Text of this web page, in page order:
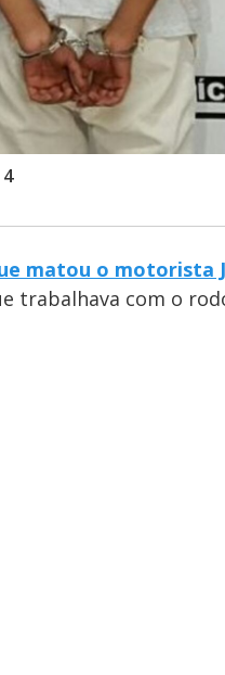
matou o motorista
trabalhava com o